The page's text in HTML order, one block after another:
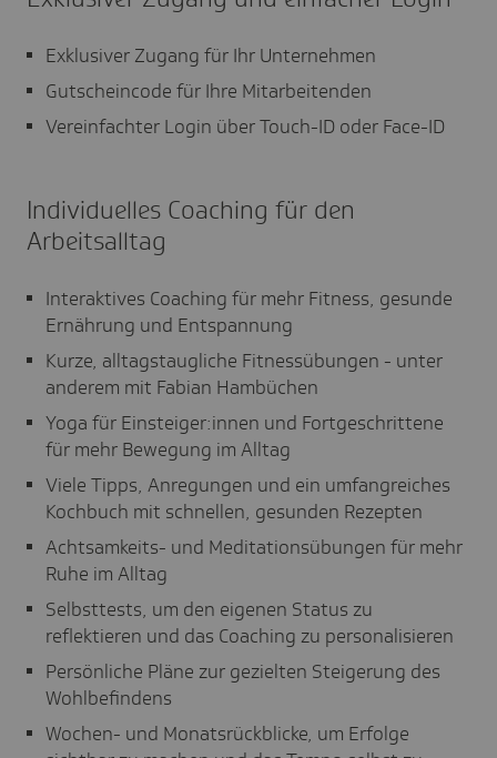
Exklusiver Zugang für Ihr Unternehmen
Gutscheincode für Ihre Mitarbeitenden
Vereinfachter Login über Touch-ID oder Face-ID
Individuelles Coaching für den
Arbeitsalltag
Interaktives Coaching für mehr Fitness, gesunde
Ernährung und Entspannung
Kurze, alltagstaugliche Fitnessübungen - unter
anderem mit Fabian Hambüchen
Yoga für Einsteiger:innen und Fortgeschrittene
für mehr Bewegung im Alltag
Viele Tipps, Anregungen und ein umfangreiches
Kochbuch mit schnellen, gesunden Rezepten
Achtsamkeits- und Meditationsübungen für mehr
Ruhe im Alltag
Selbsttests, um den eigenen Status zu
reflektieren und das Coaching zu personalisieren
Persönliche Pläne zur gezielten Steigerung des
Wohlbefindens
Wochen- und Monatsrückblicke, um Erfolge